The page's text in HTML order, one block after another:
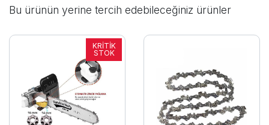
Bu ürünün yerine tercih edebileceğiniz ürünler